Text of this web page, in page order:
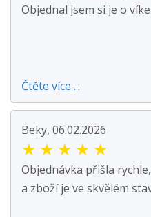
Objednal jsem si je o
Čtěte více ...
Beky, 06.02.2026
★ ★ ★ ★ ★
Objednávka přišla
a zboží je ve skvělém